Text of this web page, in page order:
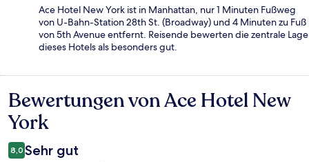
Ace Hotel New York ist in Manhattan, nur 1 Minuten Fußweg
von U-Bahn-Station 28th St. (Broadway) und 4 Minuten zu Fuß
von 5th Avenue entfernt. Reisende bewerten die zentrale Lage
dieses Hotels als besonders gut.
Bewertungen
Bewertungen von Ace Hotel New
York
8,0 Sehr gut